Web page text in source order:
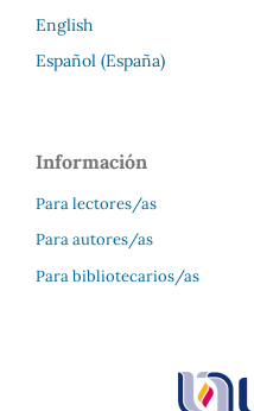
English
Español (España)
Información
Para lectores/as
Para autores/as
Para bibliotecarios/as